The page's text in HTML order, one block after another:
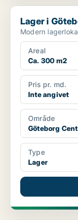
Lager i Göteborg
Lager i
Modern
Areal
Ca. 300 m2
Pris pr. md.
Inte angivet
Område
Göteborg
Type
Lager